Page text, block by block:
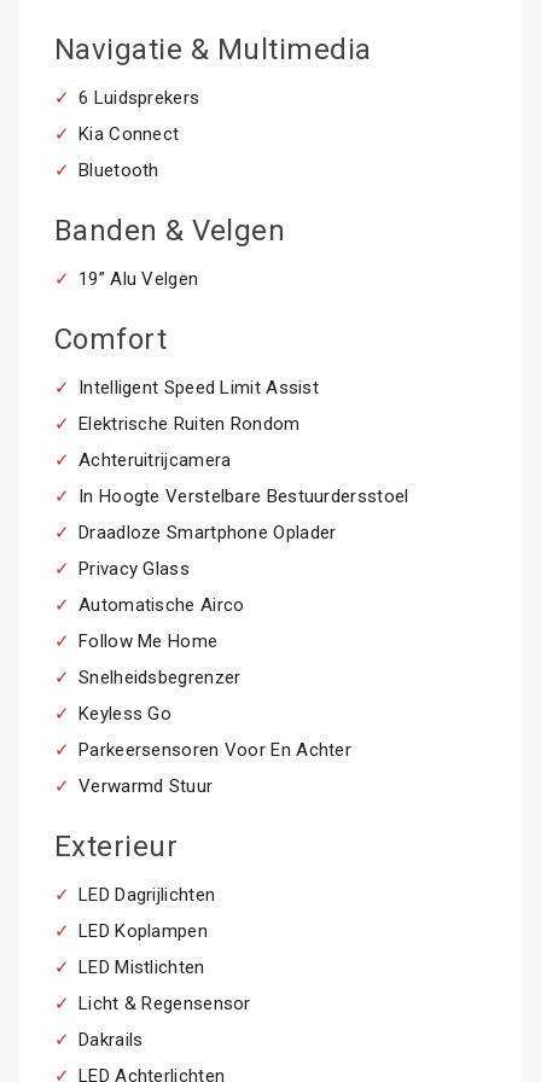
Navigatie & Multimedia
6 Luidsprekers
Kia Connect
Bluetooth
Banden & Velgen
19” Alu Velgen
Comfort
Intelligent Speed Limit Assist
Elektrische Ruiten Rondom
Achteruitrijcamera
In Hoogte Verstelbare Bestuurdersstoel
Draadloze Smartphone Oplader
Privacy Glass
Automatische Airco
Follow Me Home
Snelheidsbegrenzer
Keyless Go
Parkeersensoren Voor En Achter
Verwarmd Stuur
Exterieur
LED Dagrijlichten
LED Koplampen
LED Mistlichten
Licht & Regensensor
Dakrails
LED Achterlichten